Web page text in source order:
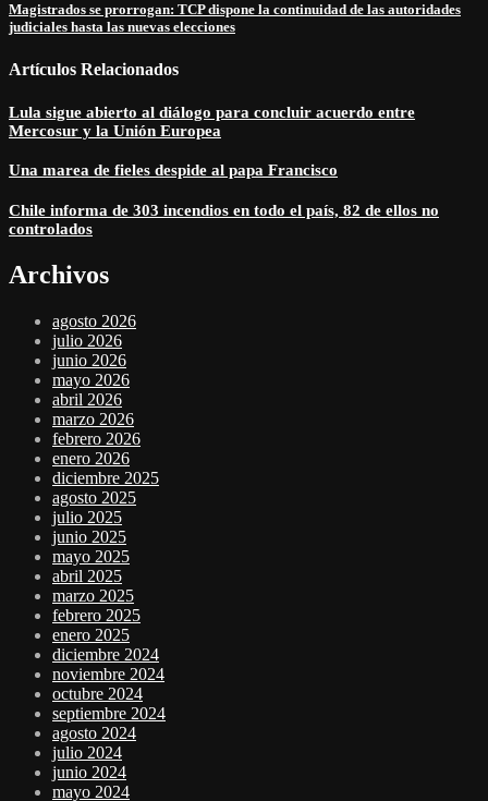
Magistrados se prorrogan: TCP dispone la continuidad de las autoridades
judiciales hasta las nuevas elecciones
Artículos Relacionados
Lula sigue abierto al diálogo para concluir acuerdo entre
Mercosur y la Unión Europea
Una marea de fieles despide al papa Francisco
Chile informa de 303 incendios en todo el país, 82 de ellos no
controlados
Archivos
agosto 2026
julio 2026
junio 2026
mayo 2026
abril 2026
marzo 2026
febrero 2026
enero 2026
diciembre 2025
agosto 2025
julio 2025
junio 2025
mayo 2025
abril 2025
marzo 2025
febrero 2025
enero 2025
diciembre 2024
noviembre 2024
octubre 2024
septiembre 2024
agosto 2024
julio 2024
junio 2024
mayo 2024